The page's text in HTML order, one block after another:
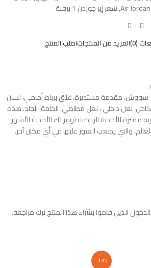
,سعر إير جوردن 1 برقبة
(0) المزيد من المنتجاتاطلب المنتج
سووش، مقدمة مستديرة، غلق برباط أمامي، لسان
نعل داخلي ، نعل مطاطي. الخامة: الجلد. هذه
مميزة للأحذية الرياضية توفر لك الأحذية الأشهر
والتي يصعب العثور عليها في أي مكان آخر.
الذين قاموا بشراء هذا المنتج ترك مراجعة.
-13%